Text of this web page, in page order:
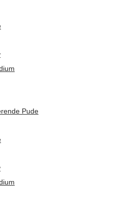
Pude